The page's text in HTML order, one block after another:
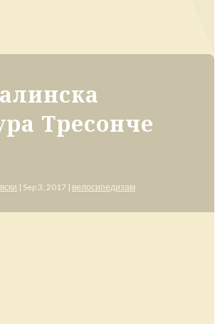
Тресонче
| Sep 3, 2017 | велосипедизам